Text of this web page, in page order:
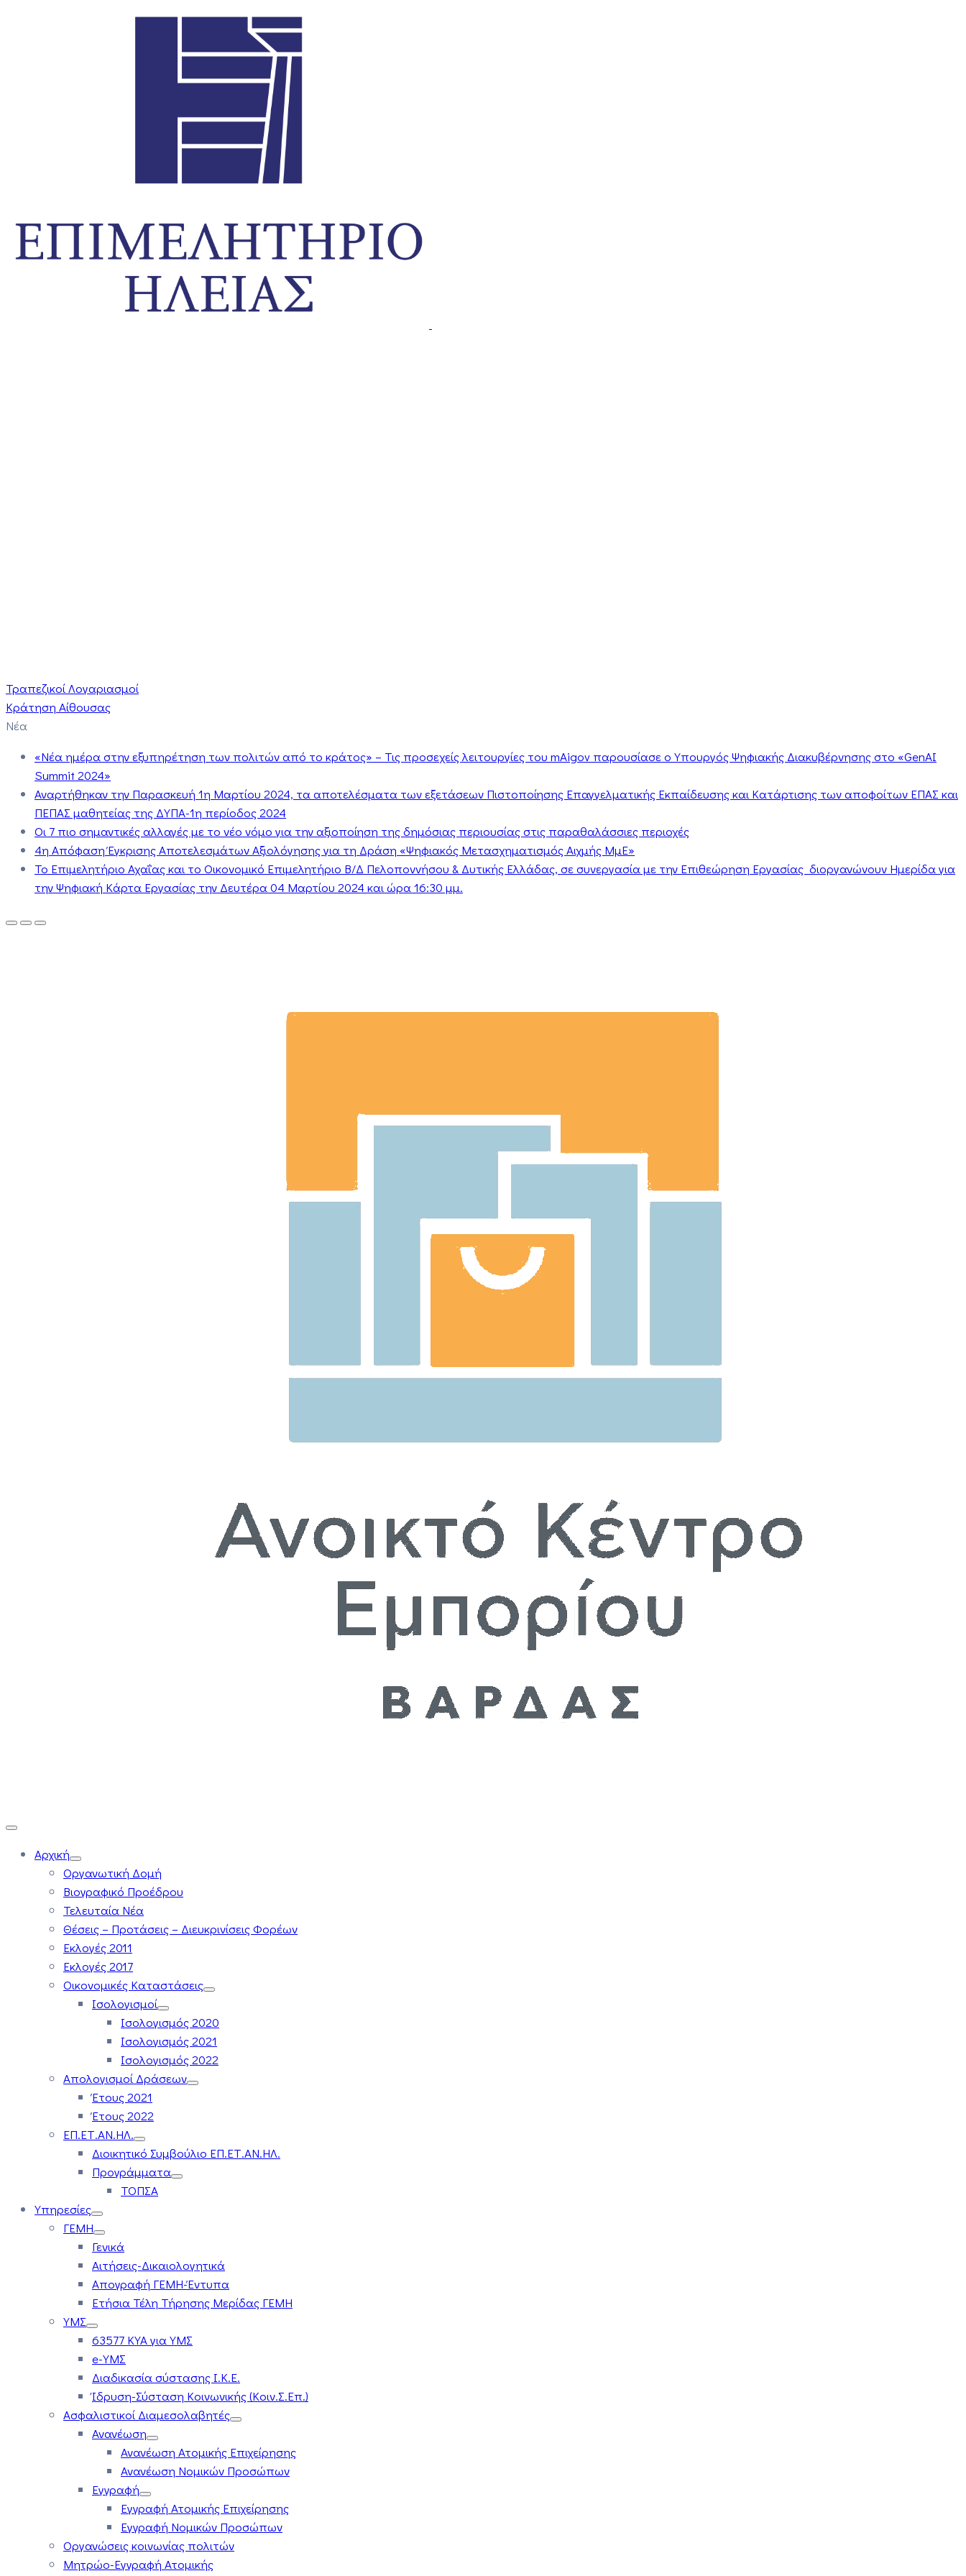
Τραπεζικοί Λογαριασμοί
Κράτηση Αίθουσας
Νέα
«Νέα ημέρα στην εξυπηρέτηση των πολιτών από το κράτος» – Τις προσεχείς λειτουργίες του mAigov παρουσίασε ο Υπουργός Ψηφιακής Διακυβέρνησης στο «GenAI
Summit 2024»
Αναρτήθηκαν την Παρασκευή 1η Μαρτίου 2024, τα αποτελέσματα των εξετάσεων Πιστοποίησης Επαγγελματικής Εκπαίδευσης και Κατάρτισης των αποφοίτων ΕΠΑΣ και
ΠΕΠΑΣ μαθητείας της ΔΥΠΑ-1η περίοδος 2024
Οι 7 πιο σημαντικές αλλαγές με το νέο νόμο για την αξιοποίηση της δημόσιας περιουσίας στις παραθαλάσσιες περιοχές
4η Απόφαση Έγκρισης Αποτελεσμάτων Αξιολόγησης για τη Δράση «Ψηφιακός Μετασχηματισμός Αιχμής ΜμΕ»
Το Επιμελητήριο Αχαΐας και το Οικονομικό Επιμελητήριο Β/Δ Πελοποννήσου & Δυτικής Ελλάδας, σε συνεργασία με την Επιθεώρηση Εργασίας διοργανώνουν Ημερίδα για
την Ψηφιακή Κάρτα Εργασίας την Δευτέρα 04 Μαρτίου 2024 και ώρα 16:30 μμ.
Αρχική
Οργανωτική Δομή
Βιογραφικό Προέδρου
Τελευταία Νέα
Θέσεις – Προτάσεις – Διευκρινίσεις Φορέων
Εκλογές 2011
Εκλογές 2017
Οικονομικές Καταστάσεις
Ισολογισμοί
Ισολογισμός 2020
Ισολογισμός 2021
Ισολογισμός 2022
Απολογισμοί Δράσεων
Έτους 2021
Έτους 2022
ΕΠ.ΕΤ.ΑΝ.ΗΛ.
Διοικητικό Συμβούλιο ΕΠ.ΕΤ.ΑΝ.ΗΛ.
Προγράμματα
ΤΟΠΣΑ
Υπηρεσίες
ΓΕΜΗ
Γενικά
Αιτήσεις-Δικαιολογητικά
Απογραφή ΓΕΜΗ-Έντυπα
Ετήσια Τέλη Τήρησης Μερίδας ΓΕΜΗ
ΥΜΣ
63577 ΚΥΑ για ΥΜΣ
e-ΥΜΣ
Διαδικασία σύστασης Ι.Κ.Ε.
Ίδρυση-Σύσταση Κοινωνικής (Κοιν.Σ.Επ.)
Ασφαλιστικοί Διαμεσολαβητές
Ανανέωση
Ανανέωση Ατομικής Επιχείρησης
Ανανέωση Νομικών Προσώπων
Εγγραφή
Εγγραφή Ατομικής Επιχείρησης
Εγγραφή Νομικών Προσώπων
Οργανώσεις κοινωνίας πολιτών
Μητρώο-Εγγραφή Ατομικής